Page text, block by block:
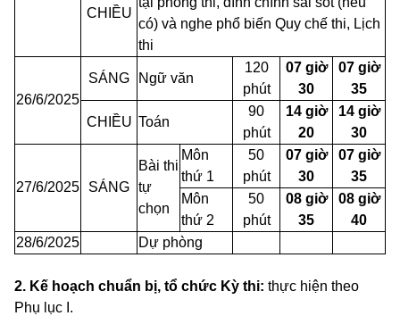
CHIỀU
có) và nghe phổ biến Quy chế thi, Lịch
thi
26/6/2025
SÁNG Ngữ văn
120
phút
07 giờ
30
07 giờ
35
CHIỀU Toán
90
phút
14 giờ
20
14 giờ
30
27/6/2025 SÁNG
Bài thi
tự
chọn
Môn
thứ 1
50
phút
07 giờ
30
07 giờ
35
Môn
thứ 2
50
phút
08 giờ
35
08 giờ
40
28/6/2025
Dự phòng
2. Kế hoạch chuẩn bị, tổ chức Kỳ thi: thực hiện theo
Phụ lục I.